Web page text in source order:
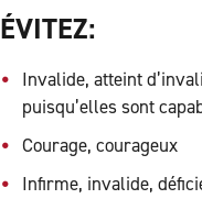
ÉVITEZ:
Invalide, atteint
puisqu’elles sont
Courage, courageux
Infirme, invalide,